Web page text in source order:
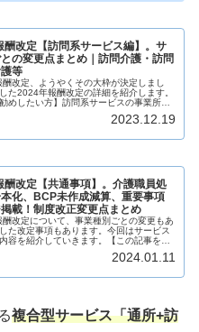
酬改定【訪問系サービス編】。サ
の変更点まとめ｜訪問介護・訪問
等
改定、ようやくその大枠が決定しまし
た2024年報酬改定の詳細を紹介します。
めしたい方】訪問系サービスの事業所管
2023.12.19
酬改定【共通事項】。介護職員処
化、BCP未作成減算、重要事項
載！制度改正変更点まとめ
改定について、事業種別ごとの変更もあ
た改定事項もあります。今回はサービス
容を紹介していきます。【この記事を読
2024.01.11
複合型サービス「通所+訪